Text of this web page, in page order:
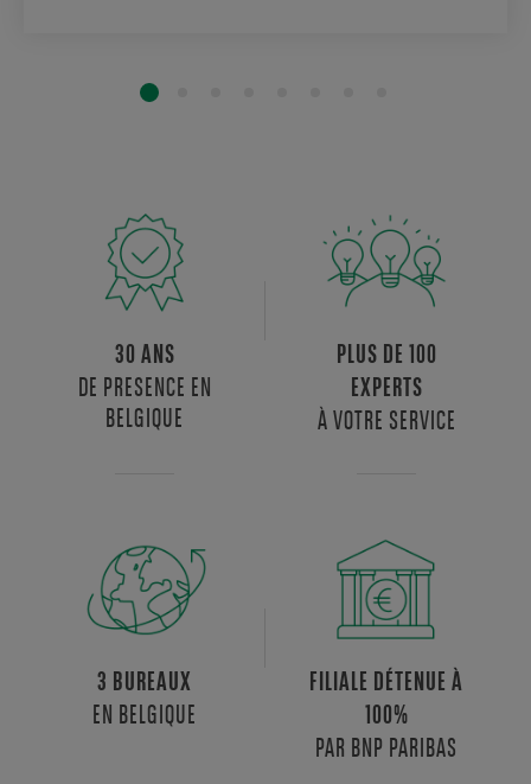
30 ANS
DE PRESENCE EN
BELGIQUE
PLUS DE 100
EXPERTS
À VOTRE SERVICE
3 BUREAUX
EN BELGIQUE
FILIALE DÉTENUE À
100%
PAR BNP PARIBAS